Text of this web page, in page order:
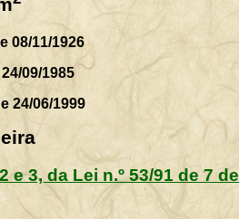
08/11/1926
09/1985
24/06/1999
e 3, da Lei n.º 53/91 de 7 de